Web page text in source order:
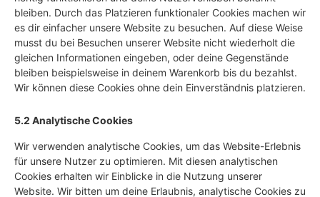
bleiben. Durch das Platzieren funktionaler Cookies machen wir
es dir einfacher unsere Website zu besuchen. Auf diese Weise
musst du bei Besuchen unserer Website nicht wiederholt die
gleichen Informationen eingeben, oder deine Gegenstände
bleiben beispielsweise in deinem Warenkorb bis du bezahlst.
Wir können diese Cookies ohne dein Einverständnis platzieren.
5.2 Analytische Cookies
Wir verwenden analytische Cookies, um das Website-Erlebnis
für unsere Nutzer zu optimieren. Mit diesen analytischen
Cookies erhalten wir Einblicke in die Nutzung unserer
Website. Wir bitten um deine Erlaubnis, analytische Cookies zu